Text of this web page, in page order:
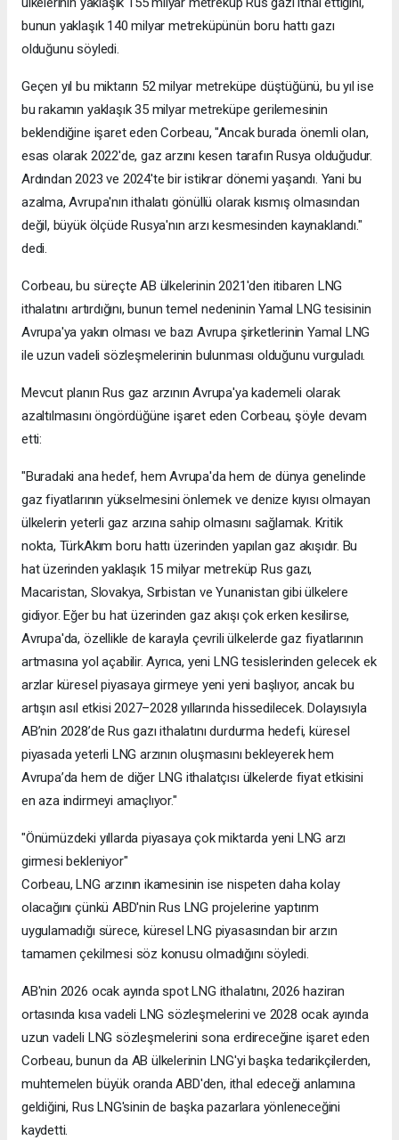
bunun yaklaşık 140 milyar metreküpünün boru hattı gazı
olduğunu söyledi.
Geçen yıl bu miktarın 52 milyar metreküpe düştüğünü, bu yıl ise
bu rakamın yaklaşık 35 milyar metreküpe gerilemesinin
beklendiğine işaret eden Corbeau, "Ancak burada önemli olan,
esas olarak 2022'de, gaz arzını kesen tarafın Rusya olduğudur.
Ardından 2023 ve 2024'te bir istikrar dönemi yaşandı. Yani bu
azalma, Avrupa'nın ithalatı gönüllü olarak kısmış olmasından
değil, büyük ölçüde Rusya'nın arzı kesmesinden kaynaklandı."
dedi.
Corbeau, bu süreçte AB ülkelerinin 2021'den itibaren LNG
ithalatını artırdığını, bunun temel nedeninin Yamal LNG tesisinin
Avrupa'ya yakın olması ve bazı Avrupa şirketlerinin Yamal LNG
ile uzun vadeli sözleşmelerinin bulunması olduğunu vurguladı.
Mevcut planın Rus gaz arzının Avrupa'ya kademeli olarak
azaltılmasını öngördüğüne işaret eden Corbeau, şöyle devam
etti:
"Buradaki ana hedef, hem Avrupa'da hem de dünya genelinde
gaz fiyatlarının yükselmesini önlemek ve denize kıyısı olmayan
ülkelerin yeterli gaz arzına sahip olmasını sağlamak. Kritik
nokta, TürkAkım boru hattı üzerinden yapılan gaz akışıdır. Bu
hat üzerinden yaklaşık 15 milyar metreküp Rus gazı,
Macaristan, Slovakya, Sırbistan ve Yunanistan gibi ülkelere
gidiyor. Eğer bu hat üzerinden gaz akışı çok erken kesilirse,
Avrupa'da, özellikle de karayla çevrili ülkelerde gaz fiyatlarının
artmasına yol açabilir. Ayrıca, yeni LNG tesislerinden gelecek ek
arzlar küresel piyasaya girmeye yeni yeni başlıyor, ancak bu
artışın asıl etkisi 2027–2028 yıllarında hissedilecek. Dolayısıyla
AB’nin 2028’de Rus gazı ithalatını durdurma hedefi, küresel
piyasada yeterli LNG arzının oluşmasını bekleyerek hem
Avrupa’da hem de diğer LNG ithalatçısı ülkelerde fiyat etkisini
en aza indirmeyi amaçlıyor."
"Önümüzdeki yıllarda piyasaya çok miktarda yeni LNG arzı
girmesi bekleniyor"
Corbeau, LNG arzının ikamesinin ise nispeten daha kolay
olacağını çünkü ABD'nin Rus LNG projelerine yaptırım
uygulamadığı sürece, küresel LNG piyasasından bir arzın
tamamen çekilmesi söz konusu olmadığını söyledi.
AB'nin 2026 ocak ayında spot LNG ithalatını, 2026 haziran
ortasında kısa vadeli LNG sözleşmelerini ve 2028 ocak ayında
uzun vadeli LNG sözleşmelerini sona erdireceğine işaret eden
Corbeau, bunun da AB ülkelerinin LNG'yi başka tedarikçilerden,
muhtemelen büyük oranda ABD'den, ithal edeceği anlamına
geldiğini, Rus LNG'sinin de başka pazarlara yönleneceğini
kaydetti.